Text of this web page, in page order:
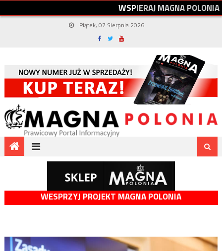
WSPIERAJMAGNAPOLONIA
Piątek, 07 Sierpnia 2026
WESPRZYJ PROJEKT MAGNA POLONIA